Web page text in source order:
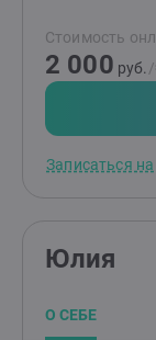
подбирать
клиента. Я с
жизни
Стоимость
2 000 руб.
Записаться
Юлия
О СЕБЕ